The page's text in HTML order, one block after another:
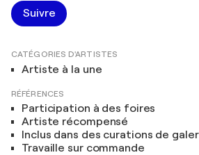
Suivre
CATÉGORIES D'ARTISTES
Artiste à la une
RÉFÉRENCES
Participation à des foires
Artiste récompensé
Inclus dans des curations de
Travaille sur commande